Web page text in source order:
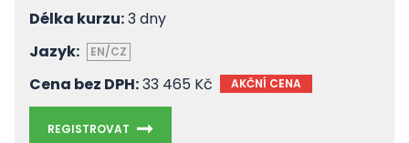
Délka kurzu:3 dny
Jazyk:
EN/CZ
Cena bez DPH:33 465 Kč AKČNÍ CENA
REGISTROVAT